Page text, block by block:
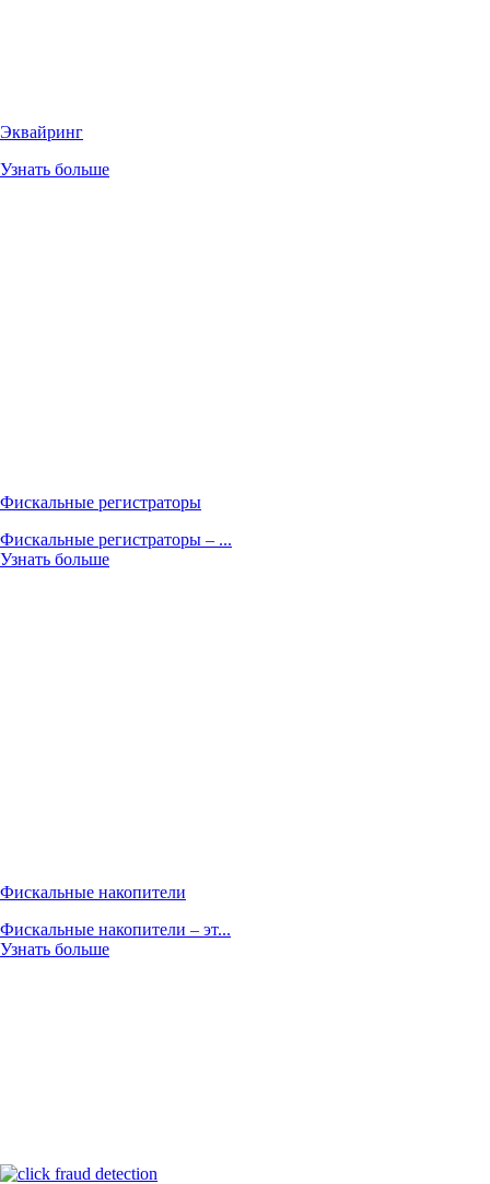
Эквайринг
Узнать больше
Фискальные регистраторы
Фискальные регистраторы – ...
Узнать больше
Фискальные накопители
Фискальные накопители – эт...
Узнать больше